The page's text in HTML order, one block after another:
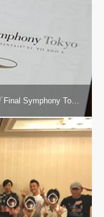
Symphony To…